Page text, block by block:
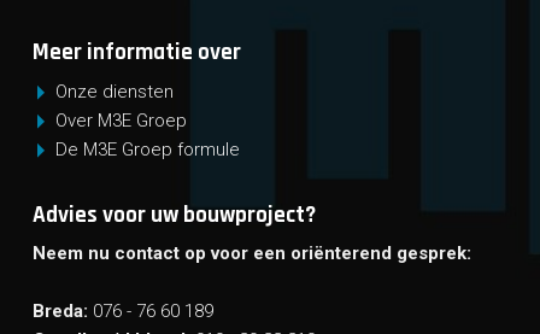
Meer informatie over
Onze diensten
Over M3E Groep
De M3E Groep formule
Advies voor uw bouwproject?
Neem nu contact op voor een oriënterend gesprek:
Breda: 076 - 76 60 189